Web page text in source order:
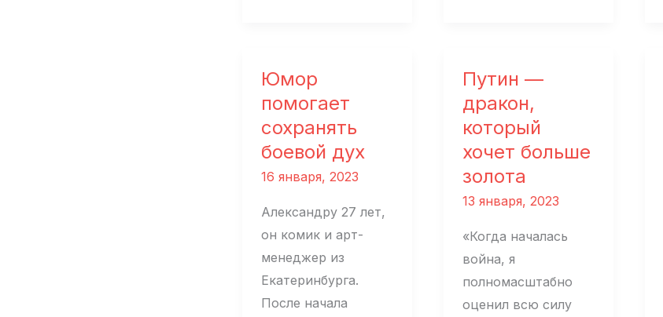
всегда
чуду»
Юмор
помогает
сохранять
боевой дух
16 января, 2023
Александру 27 лет,
он комик и арт-
менеджер из
Екатеринбурга.
После начала
Путин —
дракон,
который
хочет больше
золота
13 января, 2023
«Когда началась
война, я
полномасштабно
оценил всю силу